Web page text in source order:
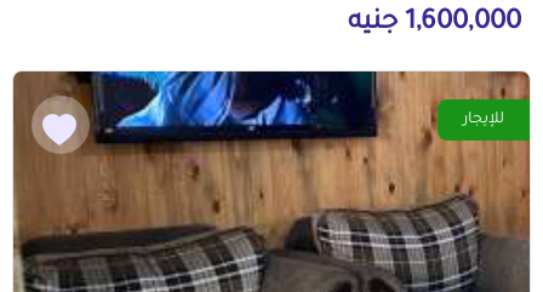
1,600,000 جنيه
للإيجار